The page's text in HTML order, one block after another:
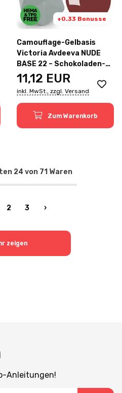
+0.33 Bonusse
Camouflage-Gelbasis
Victoria Avdeeva NUDE
BASE 22 – Schokoladen-
Nude 12ml
11,12 EUR
inkl. MwSt., zzgl. Versand
Zum Warenkorb
24 von 71 Waren
2 3 ›
zeigen
Anleitungen!